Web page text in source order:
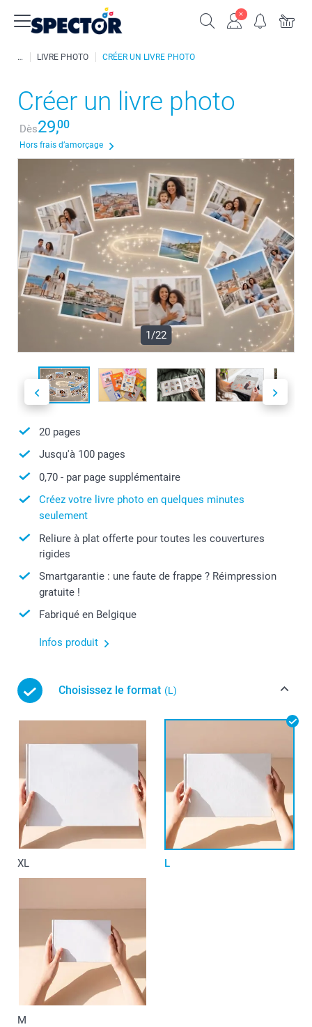
LIVRE PHOTO CRÉER UN LIVRE PHOTO
Créer un livre photo
Dès29,00
Hors frais d’amorçage
1/22
20 pages
Jusqu'à 100 pages
0,70 - par page supplémentaire
Créez votre livre photo en quelques minutes
seulement
Reliure à plat offerte pour toutes les couvertures
rigides
Smartgarantie : une faute de frappe ? Réimpression
gratuite !
Fabriqué en Belgique
Infos produit
Choisissez le format (L)
XL L
M